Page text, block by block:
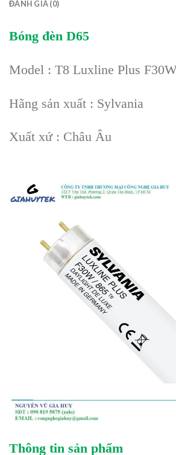
ĐÁNH GIÁ (0)
Bóng đèn D65
Model : T8 Luxline Plus
Hãng sản xuất : Sylvania
Xuất xứ : Châu Âu
Thông tin sản phẩm